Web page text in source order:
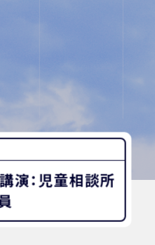
プライバシーポリシ
演：児童相談所